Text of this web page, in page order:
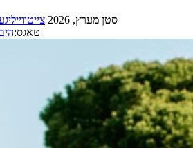
25סטן מערץ, 2026
טאַגס: